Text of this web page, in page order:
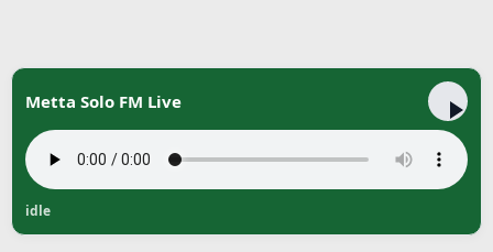
Metta Solo FM Live
idle